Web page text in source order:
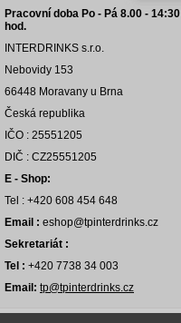
Pracovní doba Po - Pá 8.00 - 14:30
hod.
INTERDRINKS s.r.o.
Nebovidy 153
66448 Moravany u Brna
Česká republika
IČO : 25551205
DIČ : CZ25551205
E - Shop:
Tel : +420 608 454 648
Email : eshop@tpinterdrinks.cz
Sekretariát :
Tel : +420 7738 34 003
Email: tp@tpinterdrinks.cz